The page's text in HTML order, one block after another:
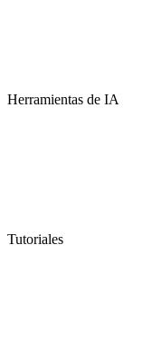
Herramientas de IA
Tutoriales